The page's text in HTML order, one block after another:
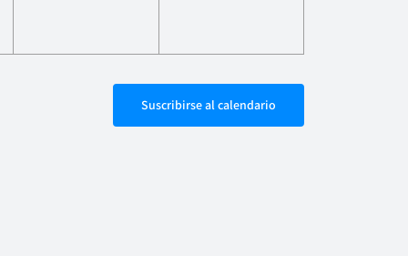
Suscribirse al calendario